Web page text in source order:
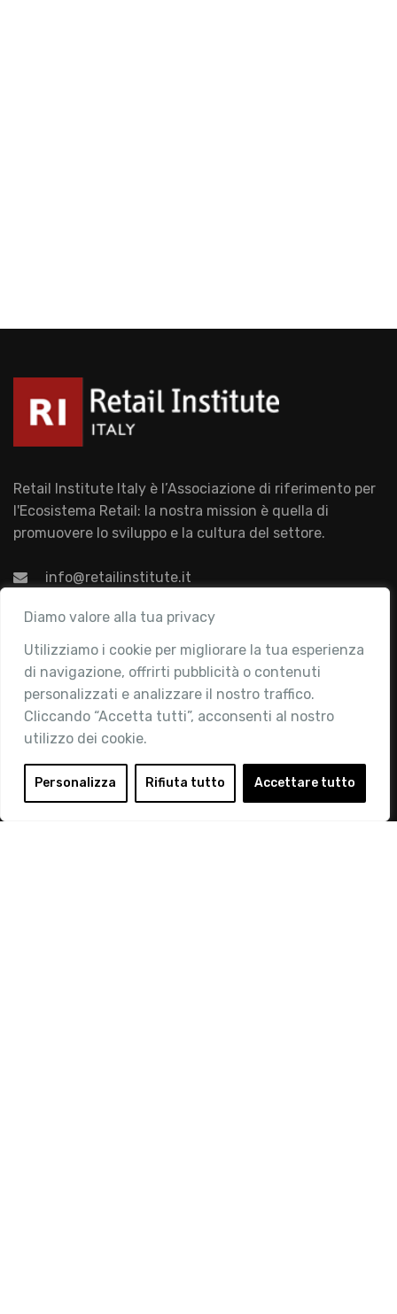
Diamo valore alla tua privacy
Utilizziamo i cookie per migliorare la tua esperienza
di navigazione, offrirti pubblicità o contenuti
personalizzati e analizzare il nostro traffico.
Cliccando “Accetta tutti”, acconsenti al nostro
utilizzo dei cookie.
Personalizza Rifiuta tutto Accettare tutto
Retail Institute Italy è l’Associazione di riferimento per
l'Ecosistema Retail: la nostra mission è quella di
promuovere lo sviluppo e la cultura del settore.
info@retailinstitute.it
Associazione
Chi siamo
Attività
Contatti
Area Riservata
Login
Diventa Socio